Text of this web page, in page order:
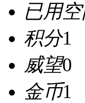
已用
积分1
威望0
金币1